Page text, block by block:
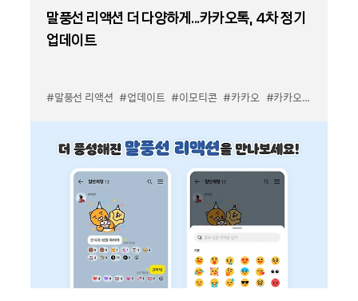
말풍선 리액션 더 다양하게...카카오톡, 4차 정기
업데이트
#말풍선 리액션 #업데이트 #이모티콘 #카카오 #카카오톡